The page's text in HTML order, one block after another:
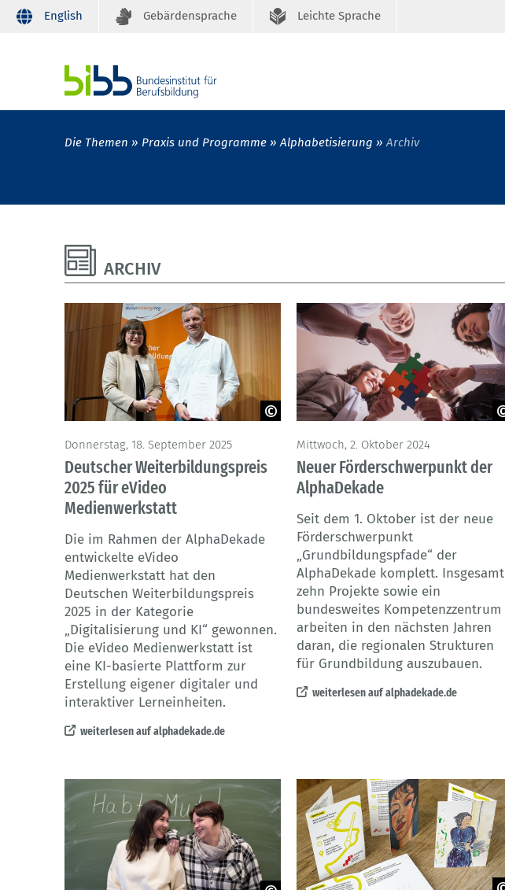
English Gebärdensprache Leichte Sprache
Die Themen Praxis und Programme Alphabetisierung Archiv
ARCHIV
Berlin-Brandenburg
Donnerstag, 18. September 2025
Deutscher Weiterbildungspreis
2025 für eVideo
Medienwerkstatt
Die im Rahmen der AlphaDekade
entwickelte eVideo
Medienwerkstatt hat den
Deutschen Weiterbildungspreis
2025 in der Kategorie
„Digitalisierung und KI“ gewonnen.
Die eVideo Medienwerkstatt ist
eine KI-basierte Plattform zur
Erstellung eigener digitaler und
interaktiver Lerneinheiten.
weiterlesen auf alphadekade.de
Mittwoch, 2. Oktober 2024
Neuer Förderschwerpunkt der
AlphaDekade
Seit dem 1. Oktober ist der neue
Förderschwerpunkt
„Grundbildungspfade“ der
AlphaDekade komplett. Insgesamt
zehn Projekte sowie ein
bundesweites Kompetenzzentrum
arbeiten in den nächsten Jahren
daran, die regionalen Strukturen
für Grundbildung auszubauen.
weiterlesen auf alphadekade.de